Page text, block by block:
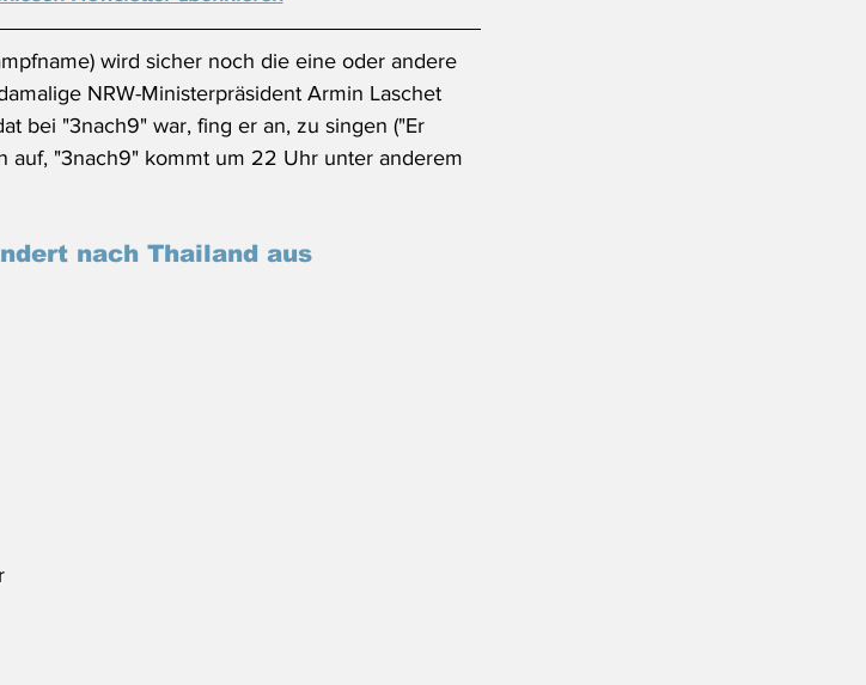
wird sicher noch die eine oder andere
NRW-Ministerpräsident Armin Laschet
bei "3nach9" war, fing er an, zu singen ("Er
auf, "3nach9" kommt um 22 Uhr unter anderem
nach Thailand aus